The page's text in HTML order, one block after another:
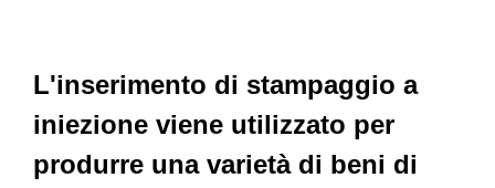
L'inserimento di stampaggio a
iniezione viene utilizzato per
produrre una varietà di beni di